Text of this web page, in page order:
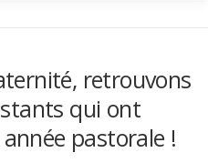
JEUNES
retrouvons
qui ont
pastorale !